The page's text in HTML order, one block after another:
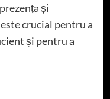
și
crucial pentru a
și pentru a